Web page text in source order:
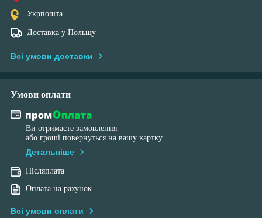
Укрпошта
Доставка у Польщу
Всі умови доставки
Умови оплати
Ви отримаєте замовлення
або гроші повернуться на вашу картку
Детальніше
Післяплата
Оплата на рахунок
Всі умови оплати